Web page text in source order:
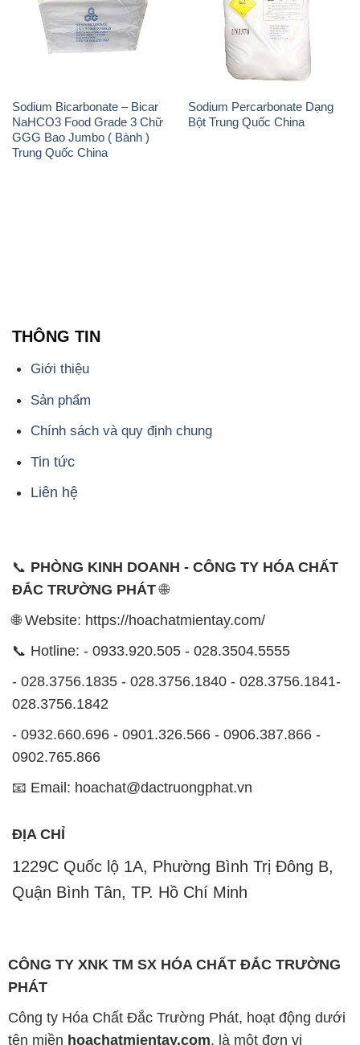
Sodium Bicarbonate – Bicar
NaHCO3 Food Grade 3 Chữ
GGG Bao Jumbo ( Bành )
Trung Quốc China
Sodium Percarbonate Dạng
Bột Trung Quốc China
Chính sách và quy định chung
Tin tức
Liên hệ
📞
PHÒNG KINH DOANH - CÔNG TY HÓA CHẤT
ĐẮC TRƯỜNG PHÁT
- 028.3756.1835 - 028.3756.1840 - 028.3756.1841-
0902.765.866
📧 Email: hoachat@dactruongphat.vn
ĐỊA CHỈ
1229C Quốc lộ 1A, Phường Bình Trị Đông B,
Quận Bình Tân, TP. Hồ Chí Minh
CÔNG TY XNK TM SX HÓA CHẤT ĐẮC TRƯỜNG
PHÁT
chuyên kinh doanh và phân phối các loại hóa chất
công nghiệp đa dạng, nhằm đáp ứng nhu cầu sử
dụng của khách hàng một cách tốt nhất.
Chúng tôi cam kết mang đến sự hài lòng và đáp ứng